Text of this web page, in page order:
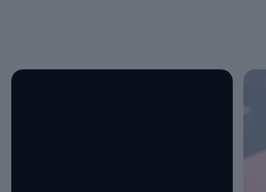
Enable fullscreen mode